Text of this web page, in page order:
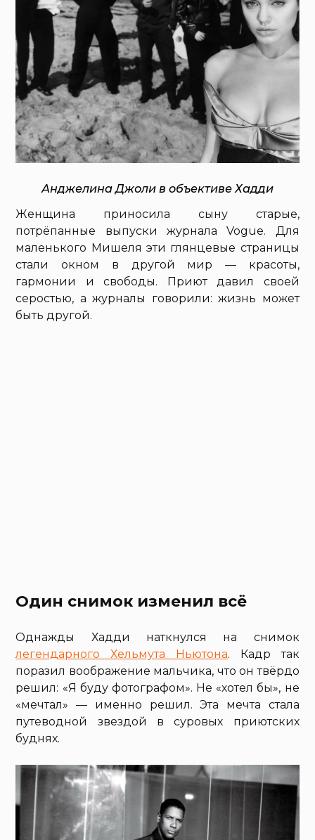
Анджелина Джоли в объективе Хадди
Женщина приносила сыну старые,
потрёпанные выпуски журнала Vogue. Для
маленького Мишеля эти глянцевые страницы
стали окном в другой мир — красоты,
гармонии и свободы. Приют давил своей
серостью, а журналы говорили: жизнь может
быть другой.
Один снимок изменил всё
Однажды Хадди наткнулся на снимок
легендарного Хельмута Ньютона. Кадр так
поразил воображение мальчика, что он твёрдо
решил: «Я буду фотографом». Не «хотел бы», не
«мечтал» — именно решил. Эта мечта стала
путеводной звездой в суровых приютских
буднях.